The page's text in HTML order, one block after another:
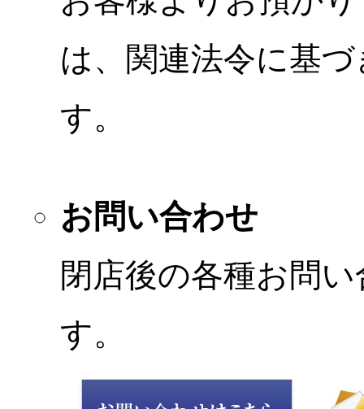
は、関連法令に基
す。
お問い合わせ
閉店後の各種お問
す。